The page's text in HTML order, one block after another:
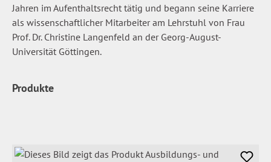
Jahren im Aufenthaltsrecht tätig und begann seine Karriere
als wissenschaftlicher Mitarbeiter am Lehrstuhl von Frau
Prof. Dr. Christine Langenfeld an der Georg-August-
Universität Göttingen.
Produkte